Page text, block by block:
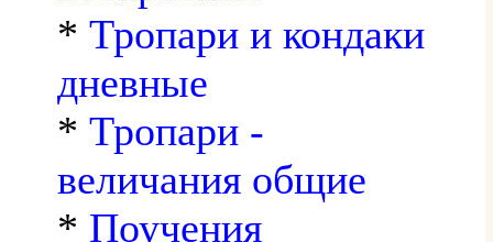
* Тропари и кондаки
дневные
* Тропари -
величания общие
* Поучения